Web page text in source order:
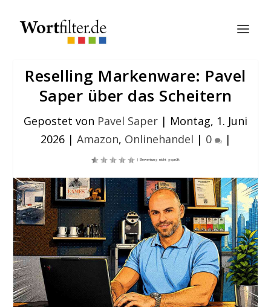
Reselling Markenware: Pavel
Saper über das Scheitern
Gepostet von Pavel Saper | Montag, 1. Juni
2026| Amazon, Onlinehandel | 0 |